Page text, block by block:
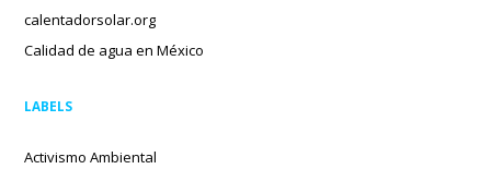
calentadorsolar.org
Calidad de agua en México
LABELS
Activismo Ambiental